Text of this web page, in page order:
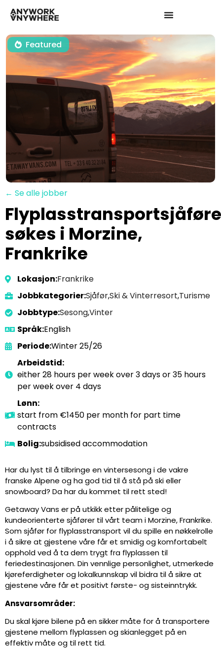
Featured
← Se alle jobber
søkes i Morzine,
Frankrike
Lokasjon:Frankrike
Jobbkategorier:Sjåfør,Ski & Vinterresort,Turisme
Jobbtype:Sesong,Vinter
Språk:English
Periode:Winter 25/26
Arbeidstid:
either 28 hours per week over 3 days or 35 hours
per week over 4 days
Lønn:
start from €1450 per month for part time
contracts
Bolig:subsidised accommodation
Har du lyst til å tilbringe en vintersesong i de vakre
franske Alpene og ha god tid til å stå på ski eller
snowboard? Da har du kommet til rett sted!
Getaway Vans er på utkikk etter pålitelige og
kundeorienterte sjåfører til vårt team i Morzine, Frankrike.
Som sjåfør for flyplasstransport vil du spille en nøkkelrolle
i å sikre at gjestene våre får et smidig og komfortabelt
opphold ved å ta dem trygt fra flyplassen til
feriedestinasjonen. Din vennlige personlighet, utmerkede
kjøreferdigheter og lokalkunnskap vil bidra til å sikre at
gjestene våre får et positivt første- og sisteinntrykk.
Ansvarsområder:
Du skal kjøre bilene på en sikker måte for å transportere
gjestene mellom flyplassen og skianlegget på en
effektiv måte og til rett tid.